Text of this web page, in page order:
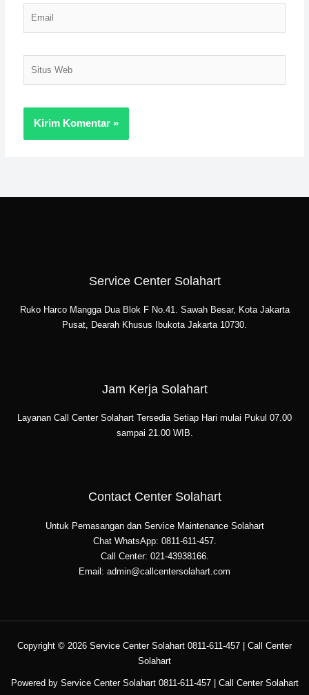
Service Center Solahart
Ruko Harco Mangga Dua Blok F No.41. Sawah Besar, Kota Jakarta
Pusat, Dearah Khusus Ibukota Jakarta 10730.
Jam Kerja Solahart
Layanan Call Center Solahart Tersedia Setiap Hari mulai Pukul 07.00
sampai 21.00 WIB.
Contact Center Solahart
Untuk Pemasangan dan Service Maintenance Solahart
Chat WhatsApp: 0811-611-457.
Call Center: 021-43938166.
Email: admin@callcentersolahart.com
Copyright © 2026 Service Center Solahart 0811-611-457 | Call Center
Solahart
Powered by Service Center Solahart 0811-611-457 | Call Center Solahart